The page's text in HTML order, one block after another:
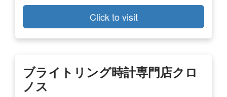
Click to visit
ブライトリング時計専門店クロ
ノス